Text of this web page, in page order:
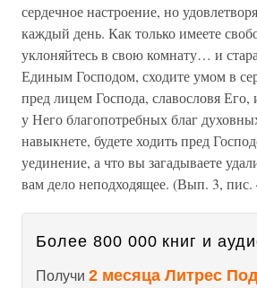
сердечное настроение, но
каждый день. Как только имеете
уклоняйтесь в свою комнату… и
Единым Господом, сходите умом в
пред лицем Господа, славословя Его,
у Него благопотребных благ
навыкнете, будете ходить пред
уединение, а что вы загадываете
вам дело неподходящее. (Вып. 3, пис.
Более 800 000 книг и
Получи 2 месяца Литрес